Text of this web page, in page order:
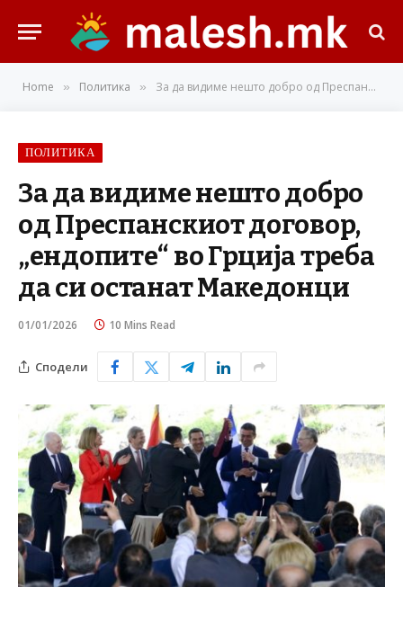
Home » Политика » За да видиме нешто добро од Преспанскиот договор, „ендопите“ во Грција треба да си останат Македонци
ПОЛИТИКА
За да видиме нешто добро
од Преспанскиот договор,
„ендопите“ во Грција треба
да си останат Македонци
01/01/2026 10 Mins Read
Сподели